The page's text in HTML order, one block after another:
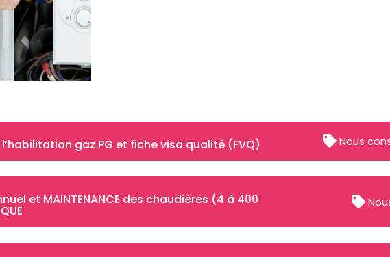
gaz PG et fiche visa qualité (FVQ) Nous
et MAINTENANCE des chaudières (4 à 400